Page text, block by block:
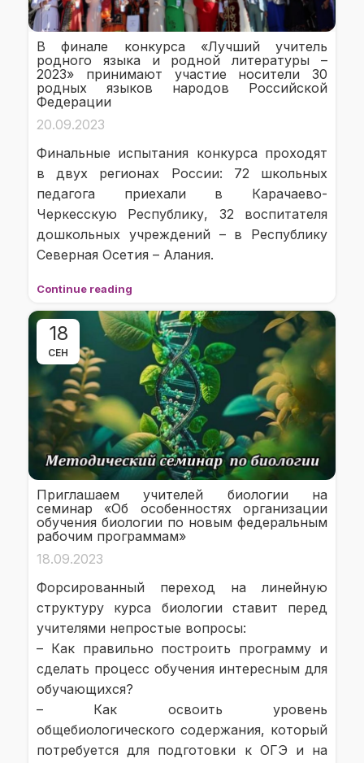
В финале конкурса «Лучший учитель
родного языка и родной литературы –
2023» принимают участие носители 30
родных языков народов Российской
Федерации
20.09.2023
Финальные испытания конкурса проходят
в двух регионах России: 72 школьных
педагога приехали в Карачаево-
Черкесскую Республику, 32 воспитателя
дошкольных учреждений – в Республику
Северная Осетия – Алания.
Continue reading
18
СЕН
Приглашаем учителей биологии на
семинар «Об особенностях организации
обучения биологии по новым федеральным
рабочим программам»
18.09.2023
Форсированный переход на линейную
структуру курса биологии ставит перед
учителями непростые вопросы:
– Как правильно построить программу и
сделать процесс обучения интересным для
обучающихся?
– Как освоить уровень
общебиологического содержания, который
потребуется для подготовки к ОГЭ и на